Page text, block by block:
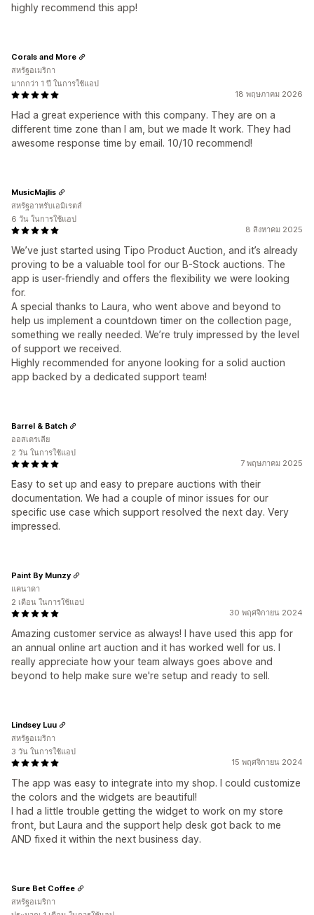
highly recommend this app!
18 พฤษภาคม 2026
Had a great experience with this company. They are on a
different time zone than I am, but we made It work. They had
awesome response time by email. 10/10 recommend!
Corals and More
สหรัฐอเมริกา
มากกว่า 1 ปี ในการใช้แอป
8 สิงหาคม 2025
We’ve just started using Tipo Product Auction, and it’s already
proving to be a valuable tool for our B-Stock auctions. The
app is user-friendly and offers the flexibility we were looking
for.
A special thanks to Laura, who went above and beyond to
help us implement a countdown timer on the collection page,
something we really needed. We’re truly impressed by the level
of support we received.
Highly recommended for anyone looking for a solid auction
app backed by a dedicated support team!
MusicMajlis
สหรัฐอาหรับเอมิเรตส์
6 วัน ในการใช้แอป
7 พฤษภาคม 2025
Easy to set up and easy to prepare auctions with their
documentation. We had a couple of minor issues for our
specific use case which support resolved the next day. Very
impressed.
Barrel & Batch
ออสเตรเลีย
2 วัน ในการใช้แอป
30 พฤศจิกายน 2024
Amazing customer service as always! I have used this app for
an annual online art auction and it has worked well for us. I
really appreciate how your team always goes above and
beyond to help make sure we're setup and ready to sell.
Paint By Munzy
แคนาดา
2 เดือน ในการใช้แอป
15 พฤศจิกายน 2024
The app was easy to integrate into my shop. I could customize
the colors and the widgets are beautiful!
I had a little trouble getting the widget to work on my store
front, but Laura and the support help desk got back to me
AND fixed it within the next business day.
Lindsey Luu
สหรัฐอเมริกา
3 วัน ในการใช้แอป
Sure Bet Coffee
สหรัฐอเมริกา